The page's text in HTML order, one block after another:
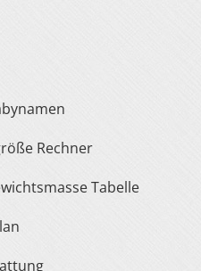
Rechner
Tabelle